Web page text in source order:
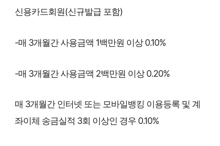
신용카드회원(신규발급 포함)
-매 3개월간 사용금액 1백만원 이상 0.10%
-매 3개월간 사용금액 2백만원 이상 0.20%
매 3개월간 인터넷 또는 모바일뱅킹 이용등록 및 계
좌이체 송금실적 3회 이상인 경우 0.10%